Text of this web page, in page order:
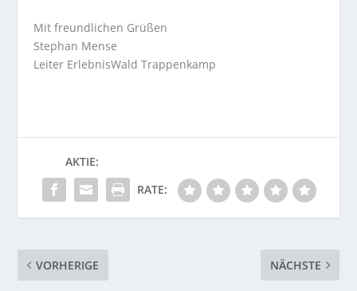
Mit freundlichen Grüßen
Stephan Mense
Leiter ErlebnisWald Trappenkamp
AKTIE:
RATE:
VORHERIGE NÄCHSTE